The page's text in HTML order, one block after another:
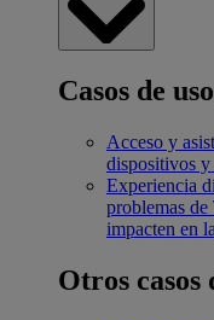
Casos de
Acceso y
dispositivos y
Experiencia
problemas de
impacten en
Otros casos